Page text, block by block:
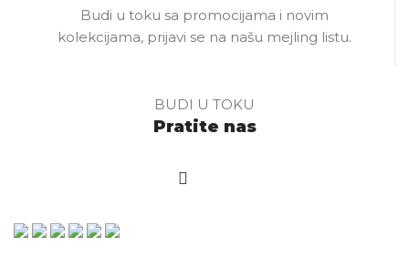
Budi u toku sa promocijama i novim
kolekcijama, prijavi se na našu mejling listu.
BUDI U TOKU
Pratite nas